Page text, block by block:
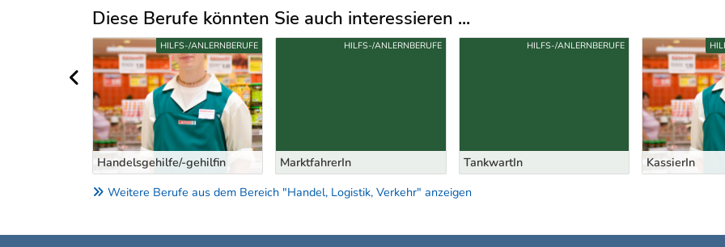
Diese Berufe könnten Sie auch interessieren ...
Uber weitere Berufsvorschläge
Handelsgehilfe/-gehilfin
HILFS-/ANLERNBERUFE
MarktfahrerIn
HILFS-/ANLERNBERUFE
TankwartIn
HILFS-/ANLERNBERUFE
KassierIn
vorheriger Bereich
Weitere Berufe aus dem Bereich "Handel, Logistik, Verkehr" anzeigen